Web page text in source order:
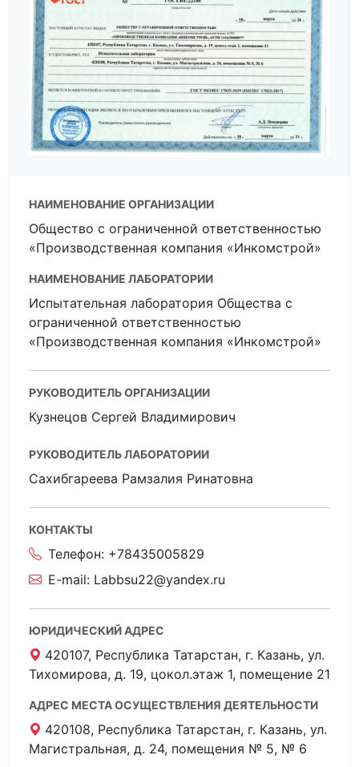
НАИМЕНОВАНИЕ ОРГАНИЗАЦИИ
Общество с ограниченной ответственностью
«Производственная компания «Инкомстрой»
НАИМЕНОВАНИЕ ЛАБОРАТОРИИ
Испытательная лаборатория Общества с
ограниченной ответственностью
«Производственная компания «Инкомстрой»
РУКОВОДИТЕЛЬ ОРГАНИЗАЦИИ
Кузнецов Сергей Владимирович
РУКОВОДИТЕЛЬ ЛАБОРАТОРИИ
Сахибгареева Рамзалия Ринатовна
КОНТАКТЫ
Телефон: +78435005829
E-mail: Labbsu22@yandex.ru
ЮРИДИЧЕСКИЙ АДРЕС
420107, Республика Татарстан, г. Казань, ул.
Тихомирова, д. 19, цокол.этаж 1, помещение 21
АДРЕС МЕСТА ОСУЩЕСТВЛЕНИЯ ДЕЯТЕЛЬНОСТИ
420108, Республика Татарстан, г. Казань, ул.
Магистральная, д. 24, помещения № 5, № 6